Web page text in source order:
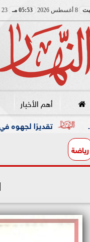
8 أغسطس 2026 05:53 مـ 23 صفر 1448
أهم الأخبار
في تطوير التعليم..
رياضة